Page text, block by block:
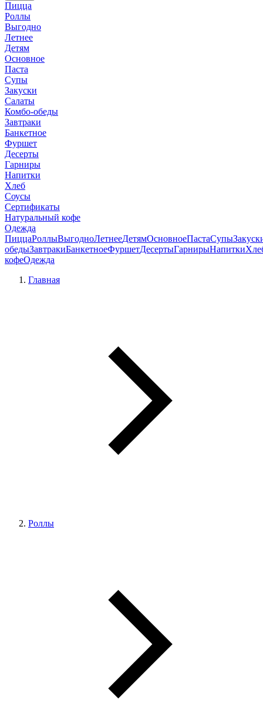
Пицца
Роллы
Выгодно
Летнее
Детям
Основное
Паста
Супы
Закуски
Салаты
Комбо-обеды
Завтраки
Банкетное
Фуршет
Десерты
Гарниры
Напитки
Хлеб
Соусы
Сертификаты
Натуральный кофе
Одежда
ПиццаРоллыВыгодноЛетнееДетямОсновноеПастаСупы
обедыЗавтракиБанкетноеФуршетДесертыГарнирыНапитки
кофеОдежда
Главная
Роллы